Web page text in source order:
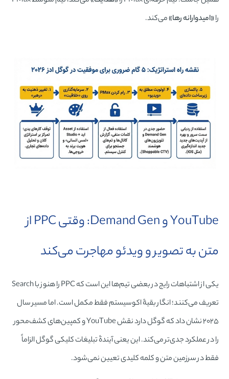
را«امیدوارانه رها»می‌کند.
YouTube و Demand Gen: وقتی PPC از
متن به تصویر و ویدئو مهاجرت می‌کند
یکی از اشتباهات رایج در بعضی تیم‌ها این است که PPC را هنوز با Search
تعریف می‌کنند؛ انگار بقیۀ اکوسیستم فقط مکمل است. اما مسیر سال
۲۰۲۵ نشان داد که گوگل دارد نقش YouTube و کمپین‌های کشف‌محور
را در عملکرد جدی‌تر می‌کند. این یعنی آیندۀ تبلیغات کلیکی گوگل الزاماً
فقط در سرزمین متن و کلمه کلیدی تعیین نمی‌شود.